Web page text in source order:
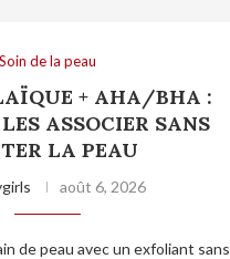
Soin de la peau
+ AHA/BHA :
ASSOCIER SANS
LA PEAU
août 6, 2026
de peau avec un exfoliant sans